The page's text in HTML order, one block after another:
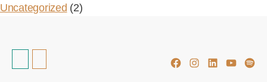
Uncategorized (2)
Facebook
Instagram
Linkedin